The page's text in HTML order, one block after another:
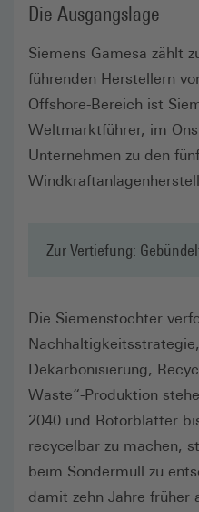
Die Ausgangslage
Siemens Gamesa zählt
führenden Herstellern
Offshore-Bereich ist
Weltmarktführer, im
Unternehmen zu den
Zur Vertiefung:
Die Siemenstochter
Dekarbonisierung,
Waste“-Produktion
2040 und Rotorblätter
recycelbar zu machen,
beim Sondermüll zu
damit zehn Jahre früher